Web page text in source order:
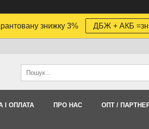
знижку 3% ДБЖ + АКБ
І ОПЛАТА ПРО НАС ОПТ /